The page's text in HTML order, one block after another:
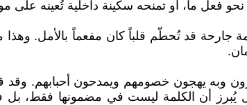
فعل ما، أو تمنحه سكينة داخلية تُعينه على
جارحة قد تُحطّم قلباً كان مفعماً بالأمل.
وبه يهجون خصومهم ويمدحون أحبابهم. وقد
يُبرز أن الكلمة ليست في مضمونها فقط، بل